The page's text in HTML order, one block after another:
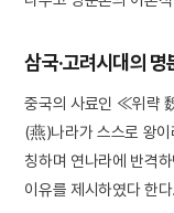
삼국·고려시대의 명
중국의 사료인 ≪위략
(燕)나라가 스스로 왕
칭하며 연나라에 반격
이유를 제시하였다 한다.